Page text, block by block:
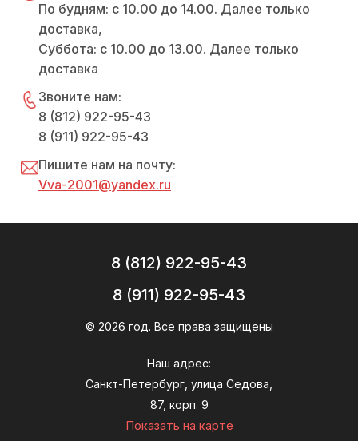
По будням: с 10.00 до 14.00. Далее только
доставка,
Суббота: с 10.00 до 13.00. Далее только
доставка
Звоните нам:
8 (812) 922-95-43
8 (911) 922-95-43
Пишите нам на почту:
Vva-2001@yandex.ru
8 (812) 922-95-43
8 (911) 922-95-43
© 2026 год. Все права защищены
Наш адрес:
Санкт-Петербург, улица Седова,
87, корп. 9
Показать на карте